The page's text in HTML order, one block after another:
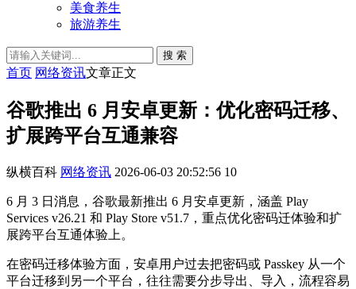
美食养生
旅游养生
搜 索
首页 网络资讯文章正文
谷歌推出 6 月安卓更新：优化密码迁移、
扩展跨平台互通兼容
纵横百科 网络资讯 2026-06-03 20:52:56 10
6 月 3 日消息，谷歌最新推出 6 月安卓更新，涵盖 Play
Services v26.21 和 Play Store v51.7，重点优化密码迁体验和扩
展跨平台互通体验上。
在密码迁移体验方面，安卓用户过去把密码或 Passkey 从一个
平台迁移到另一个平台，往往需要分步导出、导入，流程容易